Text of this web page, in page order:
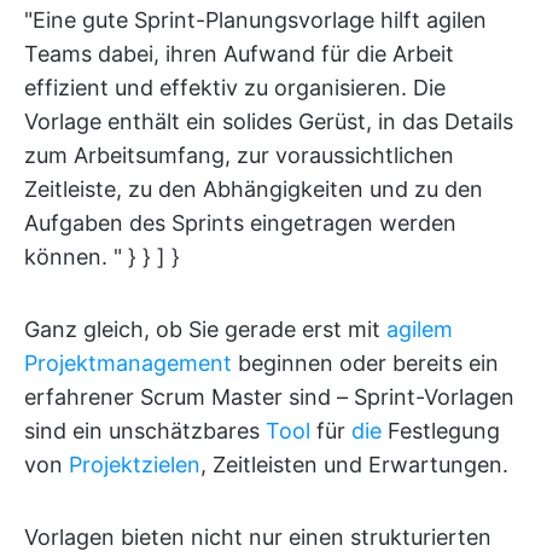
"Eine gute Sprint-Planungsvorlage hilft agilen
Teams dabei, ihren Aufwand für die Arbeit
effizient und effektiv zu organisieren. Die
Vorlage enthält ein solides Gerüst, in das Details
zum Arbeitsumfang, zur voraussichtlichen
Zeitleiste, zu den Abhängigkeiten und zu den
Aufgaben des Sprints eingetragen werden
können. " } } ] }
Ganz gleich, ob Sie gerade erst mit agilem
Projektmanagement beginnen oder bereits ein
erfahrener Scrum Master sind – Sprint-Vorlagen
sind ein unschätzbares Tool für die Festlegung
von Projektzielen, Zeitleisten und Erwartungen.
Vorlagen bieten nicht nur einen strukturierten